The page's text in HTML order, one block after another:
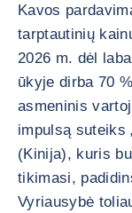
Kavos
tarptautinių
2026 m. dėl
ūkyje dirba 70
asmeninis
impulsą suteiks
(Kinija), kuris
tikimasi,
Vyriausybė